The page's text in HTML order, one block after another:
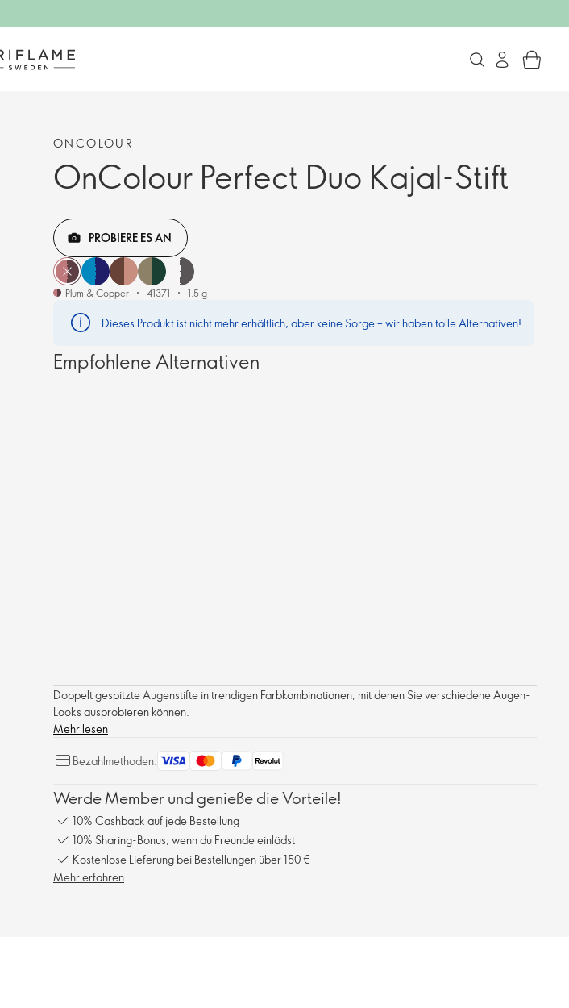
ONCOLOUR
OnColour Perfect Duo Kajal-Stift
PROBIERE ES AN
Plum & Copper 41371 1.5 g
Dieses Produkt ist nicht mehr erhältlich, aber keine Sorge – wir haben tolle Alternativen!
Empfohlene Alternativen
Doppelt gespitzte Augenstifte in trendigen Farbkombinationen, mit denen Sie verschiedene Augen-
Looks ausprobieren können.
Mehr lesen
Bezahlmethoden:
Werde Member und genieße die Vorteile!
10% Cashback auf jede Bestellung
10% Sharing-Bonus, wenn du Freunde einlädst
Kostenlose Lieferung bei Bestellungen über 150 €
Mehr erfahren